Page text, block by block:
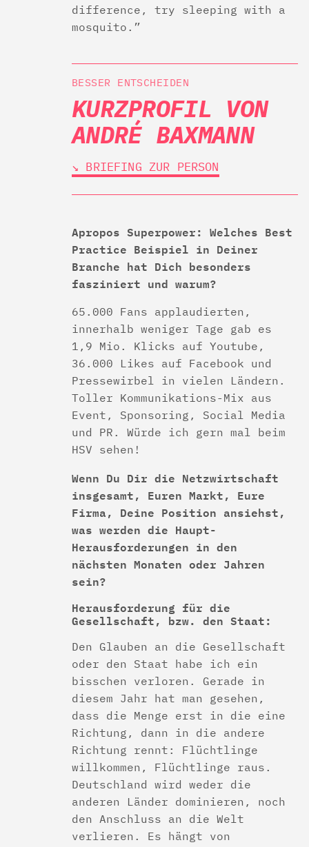
difference, try sleeping with a
mosquito.”
BESSER ENTSCHEIDEN
KURZPROFIL VON
ANDRÉ BAXMANN
↘︎ BRIEFING ZUR PERSON
Apropos Superpower: Welches Best
Practice Beispiel in Deiner
Branche hat Dich besonders
fasziniert und warum?
65.000 Fans applaudierten,
innerhalb weniger Tage gab es
1,9 Mio. Klicks auf Youtube,
36.000 Likes auf Facebook und
Pressewirbel in vielen Ländern.
Toller Kommunikations-Mix aus
Event, Sponsoring, Social Media
und PR. Würde ich gern mal beim
HSV sehen!
Wenn Du Dir die Netzwirtschaft
insgesamt, Euren Markt, Eure
Firma, Deine Position ansiehst,
was werden die Haupt-
Herausforderungen in den
nächsten Monaten oder Jahren
sein?
Herausforderung für die
Gesellschaft, bzw. den Staat:
Den Glauben an die Gesellschaft
oder den Staat habe ich ein
bisschen verloren. Gerade in
diesem Jahr hat man gesehen,
dass die Menge erst in die eine
Richtung, dann in die andere
Richtung rennt: Flüchtlinge
willkommen, Flüchtlinge raus.
Deutschland wird weder die
anderen Länder dominieren, noch
den Anschluss an die Welt
verlieren. Es hängt von